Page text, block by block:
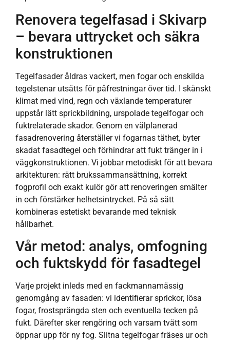
Renovera tegelfasad i Skivarp
– bevara uttrycket och säkra
konstruktionen
Tegelfasader åldras vackert, men fogar och enskilda
tegelstenar utsätts för påfrestningar över tid. I skånskt
klimat med vind, regn och växlande temperaturer
uppstår lätt sprickbildning, urspolade tegelfogar och
fuktrelaterade skador. Genom en välplanerad
fasadrenovering återställer vi fogarnas täthet, byter
skadat fasadtegel och förhindrar att fukt tränger in i
väggkonstruktionen. Vi jobbar metodiskt för att bevara
arkitekturen: rätt brukssammansättning, korrekt
fogprofil och exakt kulör gör att renoveringen smälter
in och förstärker helhetsintrycket. På så sätt
kombineras estetiskt bevarande med teknisk
hållbarhet.
Vår metod: analys, omfogning
och fuktskydd för fasadtegel
Varje projekt inleds med en fackmannamässig
genomgång av fasaden: vi identifierar sprickor, lösa
fogar, frostsprängda sten och eventuella tecken på
fukt. Därefter sker rengöring och varsam tvätt som
öppnar upp för ny fog. Slitna tegelfogar fräses ur och